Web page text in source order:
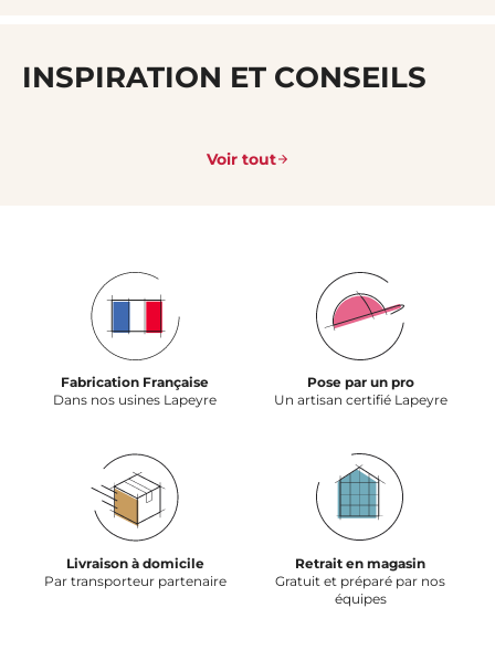
INSPIRATION ET CONSEILS
Voir tout
Fabrication Française
Dans nos usines Lapeyre
Pose par un pro
Un artisan certifié Lapeyre
Livraison à domicile
Par transporteur partenaire
Retrait en magasin
Gratuit et préparé par nos
équipes